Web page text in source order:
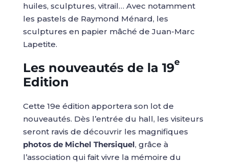
huiles, sculptures, vitrail… Avec notamment
les pastels de Raymond Ménard, les
sculptures en papier mâché de Juan-Marc
Lapetite.
Les nouveautés de la 19e
Edition
Cette 19e édition apportera son lot de
nouveautés. Dès l’entrée du hall, les visiteurs
seront ravis de découvrir les magnifiques
photos de Michel Thersiquel, grâce à
l’association qui fait vivre la mémoire du